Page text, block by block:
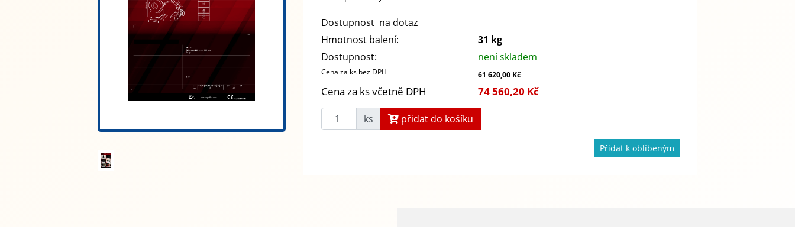
Dostupnost na dotaz
Hmotnost balení:
31 kg
Dostupnost:
není skladem
Cena za ks bez DPH 61 620,00 Kč
Cena za ks včetně DPH 74 560,20 Kč
ks přidat do košíku
Přidat k oblíbeným